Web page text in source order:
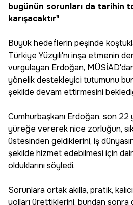
bugünün sorunları da tarihin
karışacaktır"
Büyük hedeflerin peşinde
Türkiye Yüzyılı'nı inşa etmenin
vurgulayan Erdoğan,
yönelik destekleyici tutumunu
şekilde devam ettirmesini
Cumhurbaşkanı Erdoğan, son 22
yüreğe vererek nice zorluğun,
üstesinden geldiklerini, iş
şekilde hizmet edebilmesi için
olduklarını söyledi.
Sorunlara ortak akılla, pratik,
yolları ürettiklerini, bundan sonra